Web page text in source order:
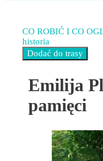
CO ROBIĆ I CO
historia
Emilija
pamięci